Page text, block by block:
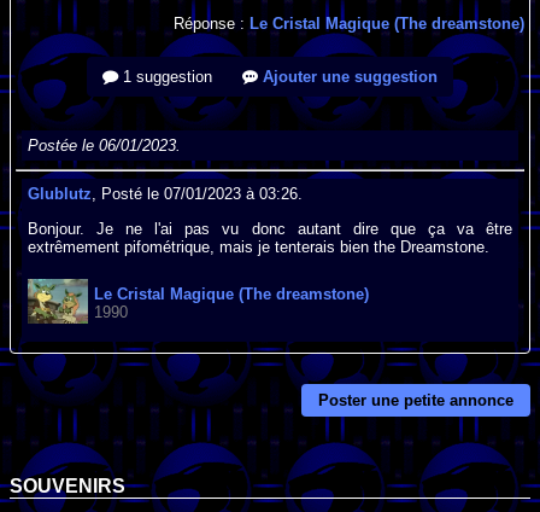
Réponse : Le Cristal Magique (The dreamstone)
1 suggestion Ajouter une suggestion
Postée le 06/01/2023.
Glublutz, Posté le 07/01/2023 à 03:26.
Bonjour. Je ne l'ai pas vu donc autant dire que ça va être
extrêmement pifométrique, mais je tenterais bien the Dreamstone.
Le Cristal Magique (The dreamstone)
1990
Poster une petite annonce
SOUVENIRS